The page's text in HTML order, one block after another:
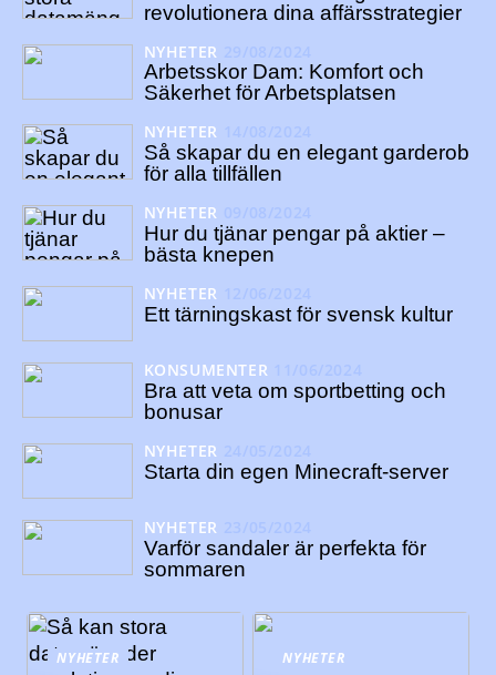
revolutionera dina affärsstrategier
NYHETER
Arbetsskor Dam: Komfort och
Säkerhet för Arbetsplatsen
NYHETER
Så skapar du en elegant garderob
för alla tillfällen
NYHETER
Hur du tjänar pengar på aktier –
bästa knepen
NYHETER
Ett tärningskast för svensk kultur
KONSUMENTER
Bra att veta om sportbetting och
bonusar
NYHETER
Starta din egen Minecraft-server
NYHETER
Varför sandaler är perfekta för
sommaren
NYHETER NYHETER